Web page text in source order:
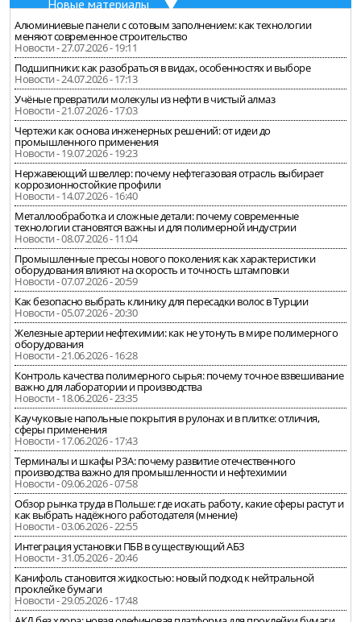
Новые материалы
Алюминиевые панели с сотовым заполнением: как технологии
меняют современное строительство
Новости - 27.07.2026 - 19:11
Подшипники: как разобраться в видах, особенностях и выборе
Новости - 24.07.2026 - 17:13
Учёные превратили молекулы из нефти в чистый алмаз
Новости - 21.07.2026 - 17:03
Чертежи как основа инженерных решений: от идеи до
промышленного применения
Новости - 19.07.2026 - 19:23
Нержавеющий швеллер: почему нефтегазовая отрасль выбирает
коррозионностойкие профили
Новости - 14.07.2026 - 16:40
Металлообработка и сложные детали: почему современные
технологии становятся важны и для полимерной индустрии
Новости - 08.07.2026 - 11:04
Промышленные прессы нового поколения: как характеристики
оборудования влияют на скорость и точность штамповки
Новости - 07.07.2026 - 20:59
Как безопасно выбрать клинику для пересадки волос в Турции
Новости - 05.07.2026 - 20:30
Железные артерии нефтехимии: как не утонуть в мире полимерного
оборудования
Новости - 21.06.2026 - 16:28
Контроль качества полимерного сырья: почему точное взвешивание
важно для лаборатории и производства
Новости - 18.06.2026 - 23:35
Каучуковые напольные покрытия в рулонах и в плитке: отличия,
сферы применения
Новости - 17.06.2026 - 17:43
Терминалы и шкафы РЗА: почему развитие отечественного
производства важно для промышленности и нефтехимии
Новости - 09.06.2026 - 07:58
Обзор рынка труда в Польше: где искать работу, какие сферы растут и
как выбрать надёжного работодателя (мнение)
Новости - 03.06.2026 - 22:55
Интеграция установки ПБВ в существующий АБЗ
Новости - 31.05.2026 - 20:46
Канифоль становится жидкостью: новый подход к нейтральной
проклейке бумаги
Новости - 29.05.2026 - 17:48